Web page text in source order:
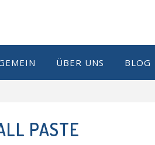
ÜBER UNS BLOG
PASTE